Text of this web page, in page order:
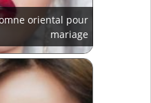
oriental pour
mariage